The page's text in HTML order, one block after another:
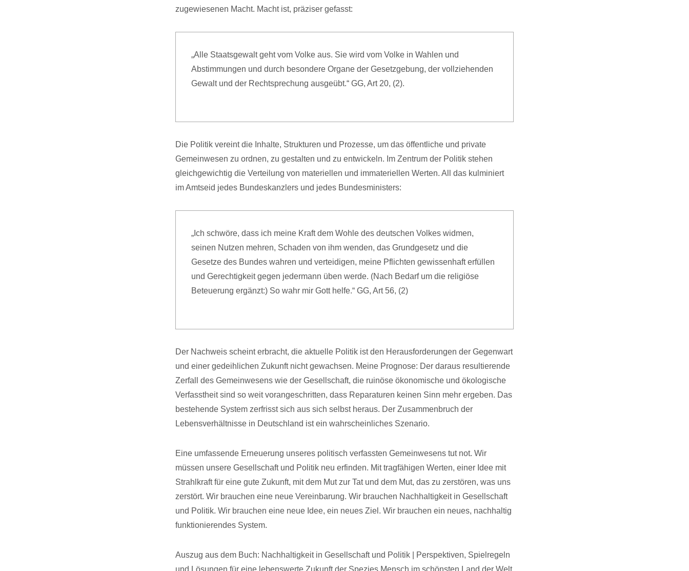
zugewiesenen Macht. Macht ist, präziser gefasst:
„Alle Staatsgewalt geht vom Volke aus. Sie wird vom Volke in Wahlen und
Abstimmungen und durch besondere Organe der Gesetzgebung, der vollziehenden
Gewalt und der Rechtsprechung ausgeübt.“ GG, Art 20, (2).
Die Politik vereint die Inhalte, Strukturen und Prozesse, um das öffentliche und private
Gemeinwesen zu ordnen, zu gestalten und zu entwickeln. Im Zentrum der Politik stehen
gleichgewichtig die Verteilung von materiellen und immateriellen Werten. All das kulminiert
im Amtseid jedes Bundeskanzlers und jedes Bundesministers:
„Ich schwöre, dass ich meine Kraft dem Wohle des deutschen Volkes widmen,
seinen Nutzen mehren, Schaden von ihm wenden, das Grundgesetz und die
Gesetze des Bundes wahren und verteidigen, meine Pflichten gewissenhaft erfüllen
und Gerechtigkeit gegen jedermann üben werde. (Nach Bedarf um die religiöse
Beteuerung ergänzt:) So wahr mir Gott helfe.“ GG, Art 56, (2)
Der Nachweis scheint erbracht, die aktuelle Politik ist den Herausforderungen der Gegenwart
und einer gedeihlichen Zukunft nicht gewachsen. Meine Prognose: Der daraus resultierende
Zerfall des Gemeinwesens wie der Gesellschaft, die ruinöse ökonomische und ökologische
Verfasstheit sind so weit vorangeschritten, dass Reparaturen keinen Sinn mehr ergeben. Das
bestehende System zerfrisst sich aus sich selbst heraus. Der Zusammenbruch der
Lebensverhältnisse in Deutschland ist ein wahrscheinliches Szenario.
Eine umfassende Erneuerung unseres politisch verfassten Gemeinwesens tut not. Wir
müssen unsere Gesellschaft und Politik neu erfinden. Mit tragfähigen Werten, einer Idee mit
Strahlkraft für eine gute Zukunft, mit dem Mut zur Tat und dem Mut, das zu zerstören, was uns
zerstört. Wir brauchen eine neue Vereinbarung. Wir brauchen Nachhaltigkeit in Gesellschaft
und Politik. Wir brauchen eine neue Idee, ein neues Ziel. Wir brauchen ein neues, nachhaltig
funktionierendes System.
Auszug aus dem Buch: Nachhaltigkeit in Gesellschaft und Politik | Perspektiven, Spielregeln